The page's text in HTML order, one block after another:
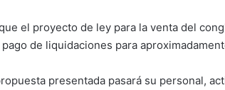
el proyecto de ley para la venta del
de liquidaciones para
presentada pasará su personal,